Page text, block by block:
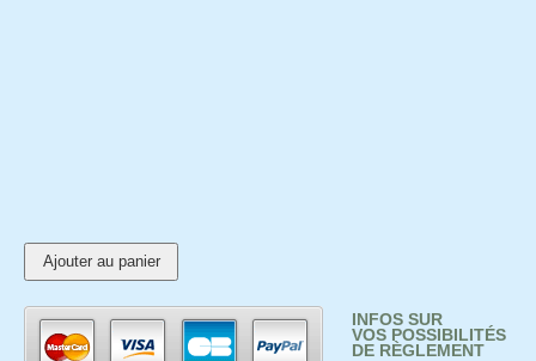
INFOS SUR
VOS POSSIBILITÉS
DE RÈGLEMENT